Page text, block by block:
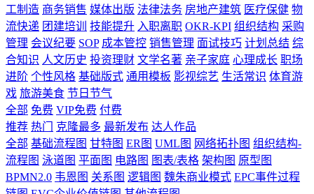
工制造 商务销售 媒体出版 法律法务 房地产建筑 医疗保健 物
流快递 团建培训 技能提升 入职离职 OKR-KPI 组织结构 采购
管理 会议纪要 SOP 成本管控 销售管理 面试技巧 计划总结 综
合知识 人文历史 投资理财 文学名著 亲子家庭 心理成长 职场
进阶 个性风格 基础版式 通用模板 影视综艺 生活常识 体育游
戏 旅游美食 节日节气
全部 免费 VIP免费 付费
推荐 热门 克隆最多 最新发布 达人作品
全部 基础流程图 甘特图 ER图 UML图 网络拓扑图 组织结构-
流程图 泳道图 平面图 电路图 图表/表格 架构图 原型图
BPMN2.0 韦恩图 关系图 逻辑图 魏朱商业模式 EPC事件过程